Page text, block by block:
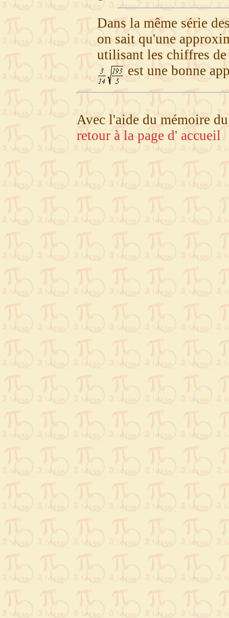
Dans la même série
on sait qu'une
utilisant les chiffres de
est une bonne
Avec l'aide du mémoire
retour à la page d' accueil